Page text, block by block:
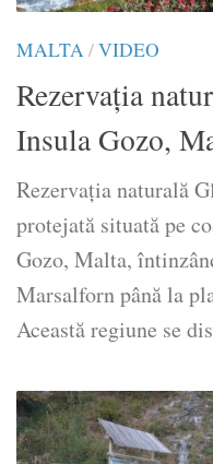
MALTA/VIDEO
Rezervația
Insula Gozo,
​Rezervația naturală
protejată situată pe
Gozo, Malta,
Marsalforn până la
Această regiune se